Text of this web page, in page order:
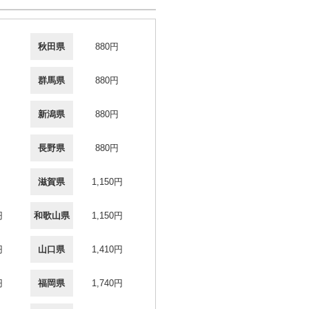
秋田県 880円
群馬県 880円
新潟県 880円
長野県 880円
滋賀県 1,150円
和歌山県 1,150円
山口県 1,410円
福岡県 1,740円